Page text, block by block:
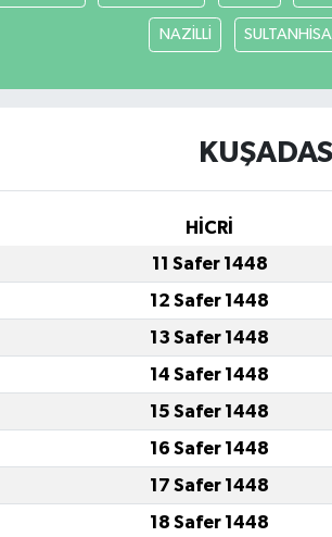
NAZİLLİ
HİCRİ
11 Safer 1448
12 Safer 1448
13 Safer 1448
14 Safer 1448
15 Safer 1448
16 Safer 1448
17 Safer 1448
18 Safer 1448